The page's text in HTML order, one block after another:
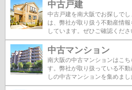
中古戸建
中古戸建を南大阪でお探しで
は、弊社が取り扱う不動産情
しています。ぜひご確認くださ
中古マンション
南大阪の中古マンションはこ
す。弊社が取り扱っている不
しの中古マンションを集めまし